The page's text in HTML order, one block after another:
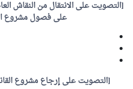
[التصويت على الانتقال من النقاش
على فصول مشروع
[التصويت على إرجاع مشروع